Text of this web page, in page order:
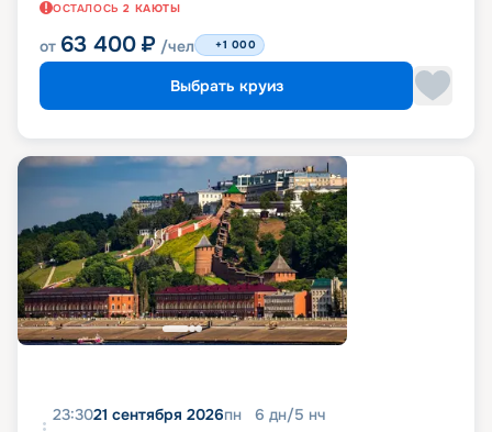
ОСТАЛОСЬ 2 КАЮТЫ
от 63 400 ₽ /чел +1 000
Выбрать круиз
23:3021 сентября 2026пн 6 дн/5 нч